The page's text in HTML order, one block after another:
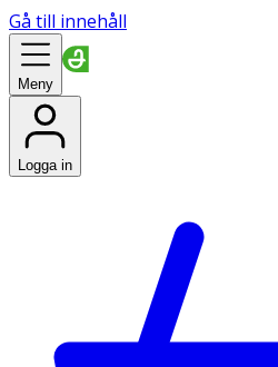
Gå till innehåll
Meny
Logga in